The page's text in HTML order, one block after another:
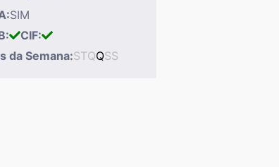
SIM
CIF:
da Semana:STQQSS